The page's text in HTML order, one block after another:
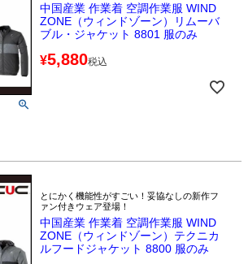
中国産業 作業着 空調作業服 WIND
ZONE（ウィンドゾーン）リムーバ
ブル・ジャケット 8801 服のみ
¥5,880税込
とにかく機能性がすごい！妥協なしの新作フ
ァン付きウェア登場！
中国産業 作業着 空調作業服 WIND
ZONE（ウィンドゾーン）テクニカ
ルフードジャケット 8800 服のみ